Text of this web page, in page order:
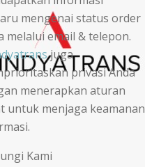
mengenai status order
melalui email & telepon.
juga
privasi Anda
menerapkan aturan
untuk menjaga keamanan
Kami